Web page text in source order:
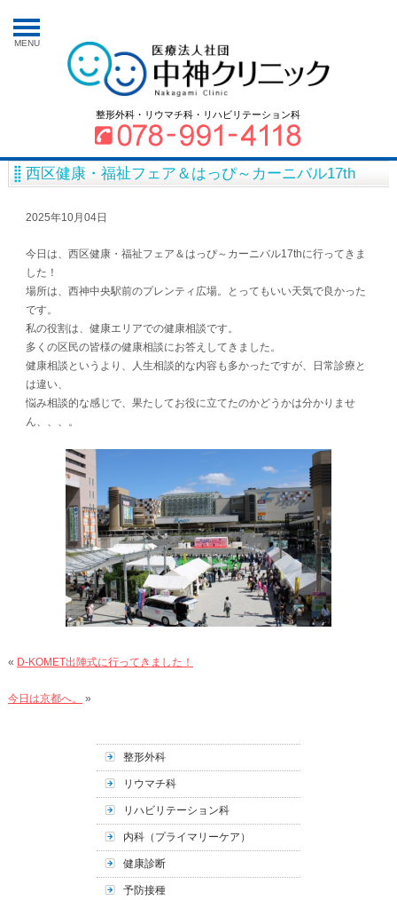
MENU
整形外科・リウマチ科・リハビリテーション科
西区健康・福祉フェア＆はっぴ～カーニバル17th
2025年10月04日
今日は、西区健康・福祉フェア＆はっぴ～カーニバル17thに行ってきま
した！
場所は、西神中央駅前のプレンティ広場。とってもいい天気で良かった
です。
私の役割は、健康エリアでの健康相談です。
多くの区民の皆様の健康相談にお答えしてきました。
健康相談というより、人生相談的な内容も多かったですが、日常診療と
は違い、
悩み相談的な感じで、果たしてお役に立てたのかどうかは分かりませ
ん、、、。
« D-KOMET出陣式に行ってきました！
今日は京都へ。 »
整形外科
リウマチ科
リハビリテーション科
内科（プライマリーケア）
健康診断
予防接種